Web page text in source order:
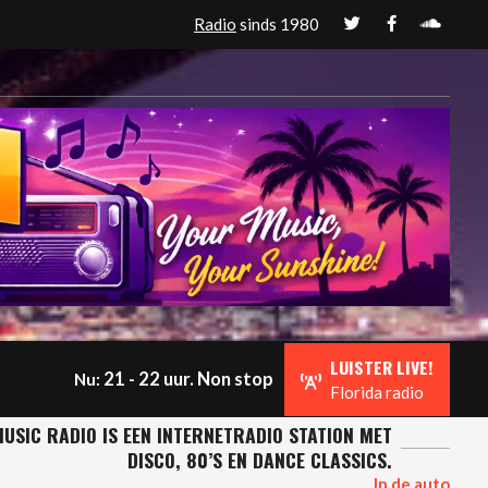
Radio sinds 1980
Nu: 21 - 22 uur. Non stop LUISTER LIVE!
Florida radio
RADIO IS EEN INTERNETRADIO STATION MET
DISCO, 80’S EN DANCE CLASSICS.
In de auto